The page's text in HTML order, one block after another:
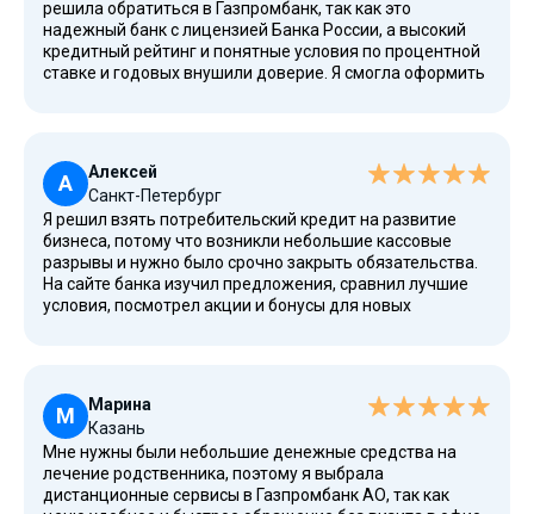
решила обратиться в Газпромбанк, так как это
надежный банк с лицензией Банка России, а высокий
кредитный рейтинг и понятные условия по процентной
ставке и годовых внушили доверие. Я смогла оформить
достаточно было указать параметры, размер и срок в
месяцах, а также номер, ИНН и подтвердить
гражданство РФ. В моем случае не потребовались
справка о доходах и поручители, хотя при наличии
сложной кредитной истории или при статусе ИП и
самозанятого могут быть дополнительные требования.
Решение пришло в течение короткого времени, без
отказа, а оформление и подписание договора прошло
своевременно вношу платежи, контролирую погашение
и знаю, что при необходимости доступно
рефинансирование и специальные программы, что
очень полезно для планирования финансов.
А
Алексей
Санкт-Петербург
Я решил взять потребительский кредит на развитие
бизнеса, потому что возникли небольшие кассовые
разрывы и нужно было срочно закрыть обязательства.
На сайте банка изучил предложения, сравнил лучшие
условия, посмотрел акции и бонусы для новых
кредитный опыт и другие параметры. Одобрение
получил быстро, ставка оказалась низкой, а полная
стоимость кредита рассчитана индивидуально по
закону. Деньги поступили на банковский счет,
обслуживание прозрачное, без скрытых комиссий, а при
досрочном закрытии можно полностью погасить
М
Марина
Казань
Мне нужны были небольшие денежные средства на
лечение родственника, поэтому я выбрала
дистанционные сервисы в Газпромбанк АО, так как